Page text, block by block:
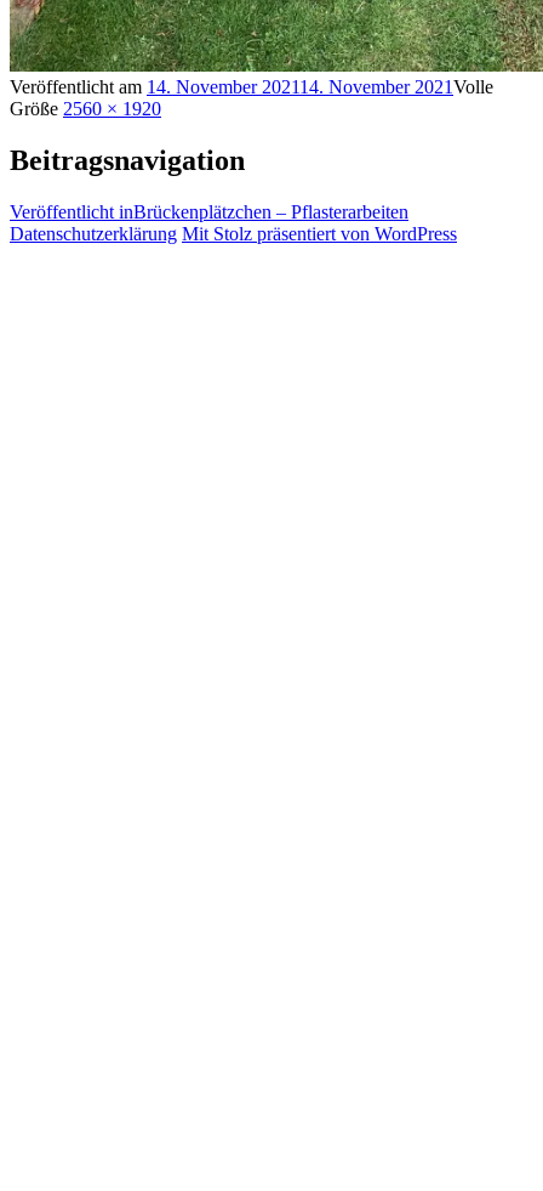
Veröffentlicht am 14. November 202114. November 2021Volle
Größe 2560 × 1920
Beitragsnavigation
Veröffentlicht inBrückenplätzchen – Pflasterarbeiten
Datenschutzerklärung Mit Stolz präsentiert von WordPress